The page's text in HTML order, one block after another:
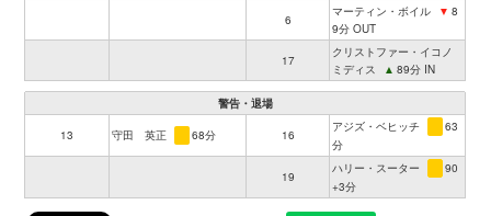
6
マーティン・ボイル ▼ 8
9分 OUT
17
クリストファー・イコノ
ミディス
▲ 89分 IN
警告・退場
13 守田 英正 68分 16
アジズ・ベヒッチ
63
分
19
ハリー・スーター
90
+3分